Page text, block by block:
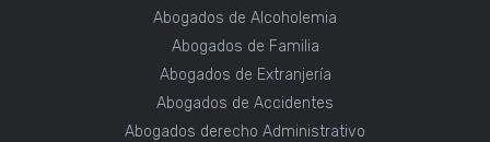
Abogados de Alcoholemia
Abogados de Familia
Abogados de Extranjería
Abogados de Accidentes
Abogados derecho Administrativo